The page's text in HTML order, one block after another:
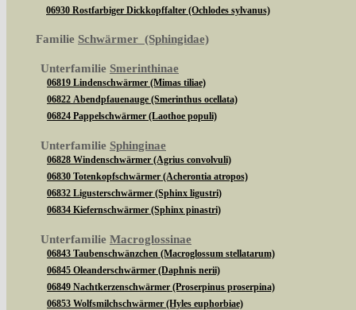
06930 Rostfarbiger Dickkopffalter (Ochlodes sylvanus)
Familie Schwärmer (Sphingidae)
Unterfamilie Smerinthinae
06819 Lindenschwärmer (Mimas tiliae)
06822 Abendpfauenauge (Smerinthus ocellata)
06824 Pappelschwärmer (Laothoe populi)
Unterfamilie Sphinginae
06828 Windenschwärmer (Agrius convolvuli)
06830 Totenkopfschwärmer (Acherontia atropos)
06832 Ligusterschwärmer (Sphinx ligustri)
06834 Kiefernschwärmer (Sphinx pinastri)
Unterfamilie Macroglossinae
06843 Taubenschwänzchen (Macroglossum stellatarum)
06845 Oleanderschwärmer (Daphnis nerii)
06849 Nachtkerzenschwärmer (Proserpinus proserpina)
06853 Wolfsmilchschwärmer (Hyles euphorbiae)